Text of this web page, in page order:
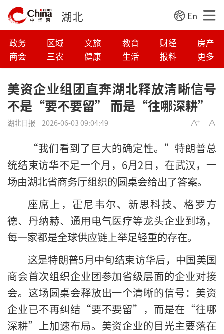
湖北 En
政务 区域 文旅 教育 财经
房产
商会
三农 健康 生活 报料 更多
美资企业组团直奔湖北释放清晰信号
不是“要不要留” 而是“往哪深耕”
湖北日报 2026-06-03 09:04:49
“我们看到了巨大的确定性。”特朗普总
统结束访华不足一个月，6月2日，在武汉，一
场由湖北省商务厅组织的圆桌会给出了答案。
座席上，霍尼韦尔、新思科技、格罗方
德、丹纳赫、通用电气医疗等龙头企业到场，
每一家都是全球供应链上举足轻重的存在。
这是特朗普5月中旬结束访华后，中国美国
商会首次组织企业团参加省级层面的企业对接
会。这场圆桌会释放出一个清晰的信号：美资
企业已不再纠结“要不要留”，而是在“往哪
深耕”上加速布局。美资企业的目光主要落在